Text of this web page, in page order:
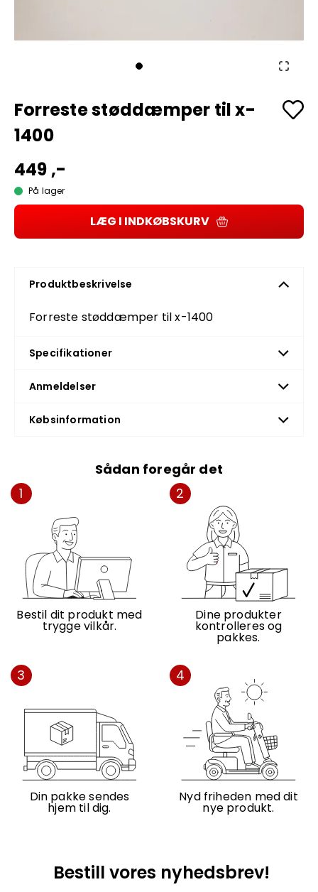
Forreste støddæmper til x-
1400
449 ,-
På lager
LÆG I INDKØBSKURV
Produktbeskrivelse
Forreste støddæmper til x-1400
Specifikationer
Anmeldelser
Købsinformation
Sådan foregår det
1
Bestil dit produkt med
trygge vilkår.
2
Dine produkter
kontrolleres og
pakkes.
3
Din pakke sendes
hjem til dig.
4
Nyd friheden med dit
nye produkt.
Bestill vores nyhedsbrev!